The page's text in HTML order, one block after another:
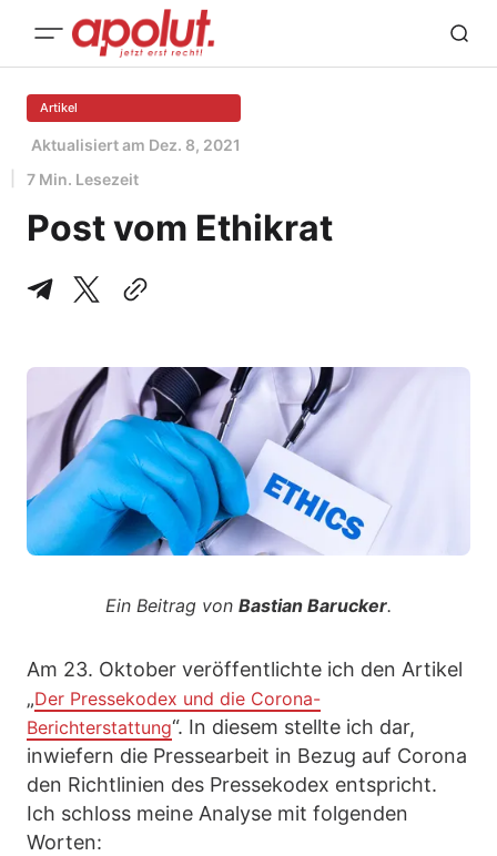
Artikel
Aktualisiert am Dez. 8, 2021
7 Min. Lesezeit
Post vom Ethikrat
Ein Beitrag von Bastian Barucker.
Am 23. Oktober veröffentlichte ich den Artikel
„Der Pressekodex und die Corona-
Berichterstattung“. In diesem stellte ich dar,
inwiefern die Pressearbeit in Bezug auf Corona
den Richtlinien des Pressekodex entspricht.
Ich schloss meine Analyse mit folgenden
Worten: